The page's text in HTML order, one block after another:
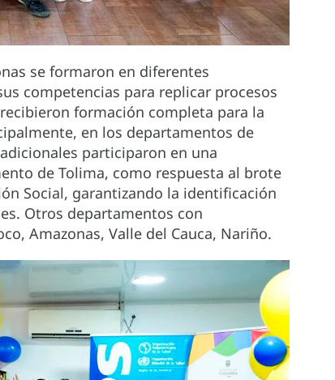
se formaron en diferentes
competencias para replicar procesos
formación completa para la
en los departamentos de
participaron en una
de Tolima, como respuesta al brote
Social, garantizando la identificación
Otros departamentos con
Amazonas, Valle del Cauca, Nariño.